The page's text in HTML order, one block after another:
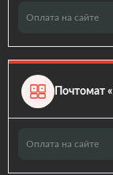
Оплата на сайте
Почтомат
Оплата на сайте